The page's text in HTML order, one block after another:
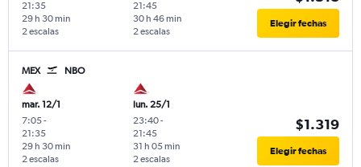
21:35
2 escalas
29 h 30 min
21:45
2 escalas
30 h 46 min Elegir fechas
MEX NBO
mar. 12/1
7:05-
21:35
2 escalas
29 h 30 min
lun. 25/1
23:40-
21:45
2 escalas
31 h 05 min
$1.319
Elegir fechas